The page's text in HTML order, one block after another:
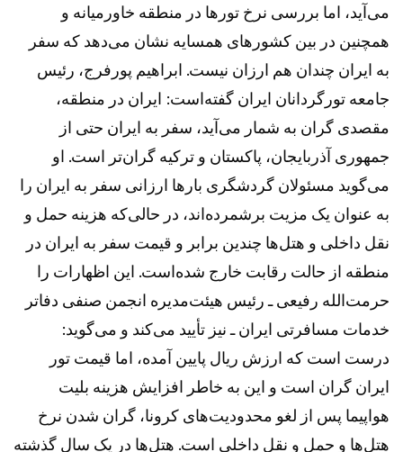
می‌آید، اما بررسی نرخ تور‌ها در منطقه خاورمیانه و
همچنین در بین کشور‌های همسایه نشان می‌دهد که سفر
به ایران چندان هم ارزان نیست. ابراهیم پورفرج، رئیس
جامعه تورگردانان ایران گفته‌است: ایران در منطقه،
مقصدی گران به شمار می‌آید، سفر به ایران حتی از
جمهوری آذربایجان، پاکستان و ترکیه گران‌تر است. او
می‌گوید مسئولان گردشگری بار‌ها ارزانی سفر به ایران را
به عنوان یک مزیت برشمرده‌اند، در حالی‌که هزینه حمل و
نقل داخلی و هتل‌ها چندین برابر و قیمت سفر به ایران در
منطقه از حالت رقابت خارج شده‌است. این اظهارات را
حرمت‌الله رفیعی ـ رئیس هیئت‌مدیره انجمن صنفی دفاتر
خدمات مسافرتی ایران ـ نیز تأیید می‌کند و می‌گوید:
درست است که ارزش ریال پایین آمده، اما قیمت تور
ایران گران است و این به خاطر افزایش هزینه بلیت
هواپیما پس از لغو محدودیت‌های کرونا، گران شدن نرخ
هتل‌ها و حمل و نقل داخلی است. هتل‌ها در یک سال گذشته